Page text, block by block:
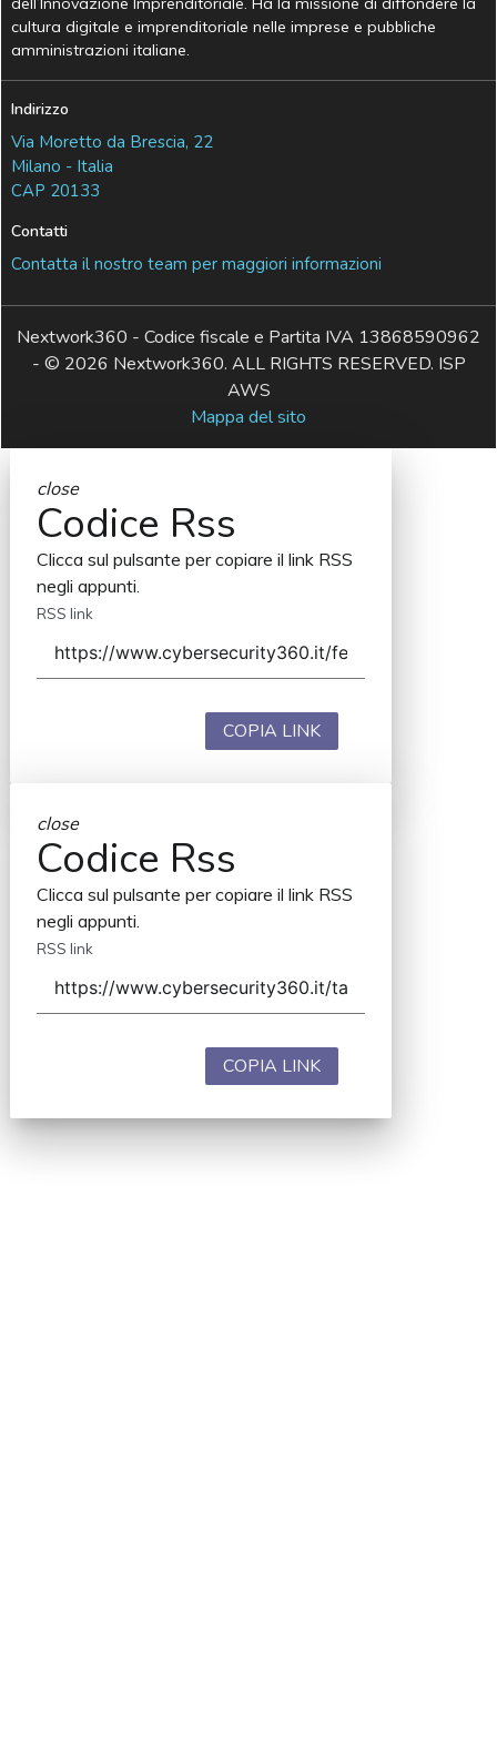
cultura digitale e imprenditoriale nelle imprese e pubbliche
amministrazioni italiane.
Indirizzo
Via Moretto da Brescia, 22
Milano - Italia
CAP 20133
Contatti
Contatta il nostro team per maggiori informazioni
Nextwork360 - Codice fiscale e Partita IVA 13868590962
- © 2026 Nextwork360. ALL RIGHTS RESERVED. ISP
AWS
Mappa del sito
close
Codice Rss
Clicca sul pulsante per copiare il link RSS
negli appunti.
RSS link
COPIA LINK
close
Codice Rss
Clicca sul pulsante per copiare il link RSS
negli appunti.
RSS link
COPIA LINK